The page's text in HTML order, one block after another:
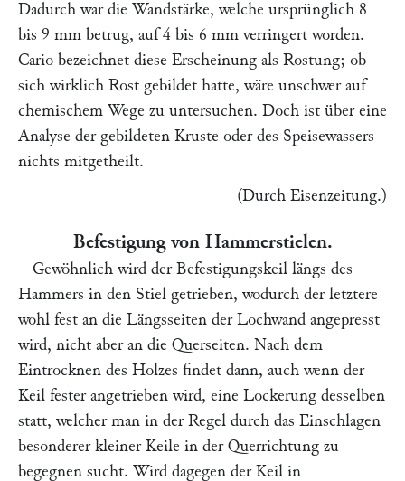
Dadurch war die Wandstärke, welche ursprünglich 8
bis 9 mm betrug, auf 4 bis 6 mm verringert worden.
Cario bezeichnet diese Erscheinung als Rostung; ob
sich wirklich Rost gebildet hatte, wäre unschwer auf
chemischem Wege zu untersuchen. Doch ist über eine
Analyse der gebildeten Kruste oder des Speisewassers
nichts mitgetheilt.
(Durch Eisenzeitung.)
Befestigung von Hammerstielen.
Gewöhnlich wird der Befestigungskeil längs des
Hammers in den Stiel getrieben, wodurch der letztere
wohl fest an die Längsseiten der Lochwand angepresst
wird, nicht aber an die Querseiten. Nach dem
Eintrocknen des Holzes findet dann, auch wenn der
Keil fester angetrieben wird, eine Lockerung desselben
statt, welcher man in der Regel durch das Einschlagen
besonderer kleiner Keile in der Querrichtung zu
begegnen sucht. Wird dagegen der Keil in